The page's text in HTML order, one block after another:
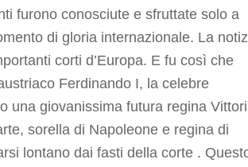
furono conosciute e sfruttate solo a
di gloria internazionale. La
corti d’Europa. E fu così che
Ferdinando I, la celebre
una giovanissima futura regina
sorella di Napoleone e regina di
lontano dai fasti della corte .